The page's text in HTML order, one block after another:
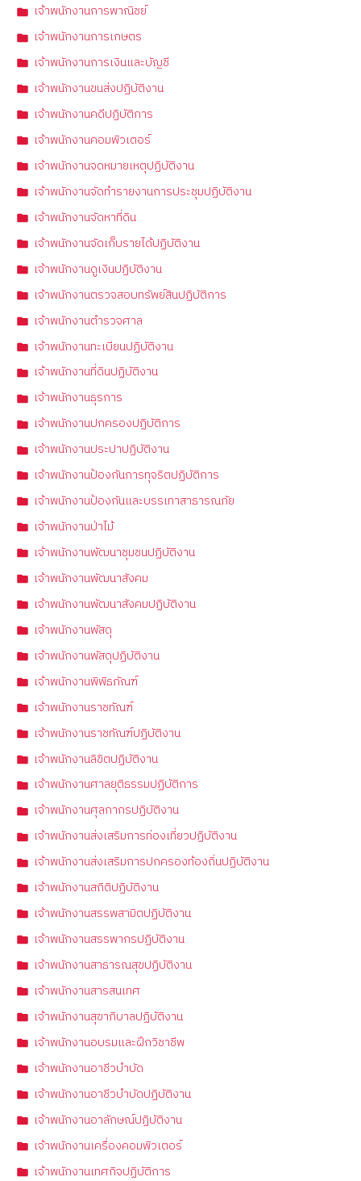
เจ้าพนักงานการพาณิชย์
เจ้าพนักงานการเกษตร
เจ้าพนักงานการเงินและบัญชี
เจ้าพนักงานขนส่งปฏิบัติงาน
เจ้าพนักงานคดีปฏิบัติการ
เจ้าพนักงานคอมพิวเตอร์
เจ้าพนักงานจดหมายเหตุปฏิบัติงาน
เจ้าพนักงานจัดทำรายงานการประชุมปฏิบัติงาน
เจ้าพนักงานจัดหาที่ดิน
เจ้าพนักงานจัดเก็บรายได้ปฏิบัติงาน
เจ้าพนักงานดูเงินปฏิบัติงาน
เจ้าพนักงานตรวจสอบทรัพย์สินปฏิบัติการ
เจ้าพนักงานตำรวจศาล
เจ้าพนักงานทะเบียนปฏิบัติงาน
เจ้าพนักงานที่ดินปฏิบัติงาน
เจ้าพนักงานธุรการ
เจ้าพนักงานปกครองปฏิบัติการ
เจ้าพนักงานประปาปฏิบัติงาน
เจ้าพนักงานป้องกันการทุจริตปฏิบัติการ
เจ้าพนักงานป้องกันและบรรเทาสาธารณภัย
เจ้าพนักงานป่าไม้
เจ้าพนักงานพัฒนาชุมชนปฏิบัติงาน
เจ้าพนักงานพัฒนาสังคม
เจ้าพนักงานพัฒนาสังคมปฏิบัติงาน
เจ้าพนักงานพัสดุ
เจ้าพนักงานพัสดุปฏิบัติงาน
เจ้าพนักงานพิพิธภัณฑ์
เจ้าพนักงานราชทัณฑ์
เจ้าพนักงานราชทัณฑ์ปฏิบัติงาน
เจ้าพนักงานลิขิตปฏิบัติงาน
เจ้าพนักงานศาลยุติธรรมปฏิบัติการ
เจ้าพนักงานศุลกากรปฏิบัติงาน
เจ้าพนักงานส่งเสริมการท่องเที่ยวปฏิบัติงาน
เจ้าพนักงานส่งเสริมการปกครองท้องถิ่นปฏิบัติงาน
เจ้าพนักงานสถิติปฏิบัติงาน
เจ้าพนักงานสรรพสามิตปฏิบัติงาน
เจ้าพนักงานสรรพากรปฏิบัติงาน
เจ้าพนักงานสาธารณสุขปฏิบัติงาน
เจ้าพนักงานสารสนเทศ
เจ้าพนักงานสุขาภิบาลปฏิบัติงาน
เจ้าพนักงานอบรมและฝึกวิชาชีพ
เจ้าพนักงานอาชีวบำบัด
เจ้าพนักงานอาชีวบำบัดปฏิบัติงาน
เจ้าพนักงานอาลักษณ์ปฏิบัติงาน
เจ้าพนักงานเครื่องคอมพิวเตอร์
เจ้าพนักงานเทศกิจปฏิบัติการ